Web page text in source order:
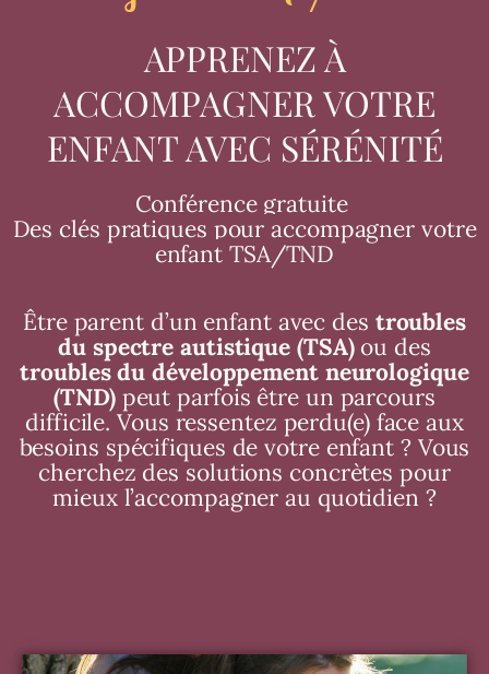
APPRENEZ À
ACCOMPAGNER VOTRE
ENFANT AVEC SÉRÉNITÉ
Conférence gratuite
Des clés pratiques pour accompagner votre
enfant TSA/TND
Être parent d’un enfant avec des troubles
du spectre autistique (TSA)ou des
troubles du développement neurologique
(TND)peut parfois être un parcours
difficile. Vous ressentez perdu(e) face aux
besoins spécifiques de votre enfant ? Vous
cherchez des solutions concrètes pour
mieux l’accompagner au quotidien ?